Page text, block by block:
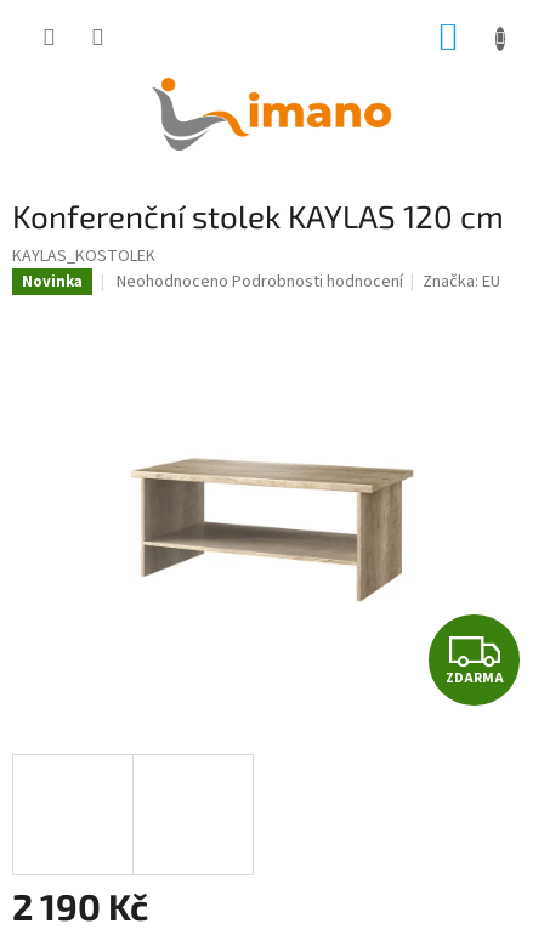
Konferenční stolek KAYLAS 120 cm
KAYLAS_KOSTOLEK
Novinka
Průměrné
Neohodnoceno Podrobnosti hodnocení Značka:EU
Z
D
ZDARMA
2 190 Kč